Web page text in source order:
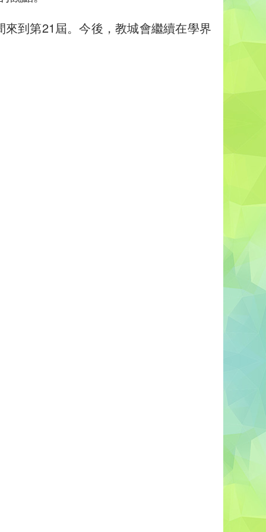
到第21屆。今後，教城會繼續在學界